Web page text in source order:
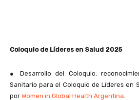
Coloquio de Líderes en Salud 2025
●
Desarrollo del Coloquio:
Sanitario para el Coloquio de Líderes en
por Women in Global Health Argentina